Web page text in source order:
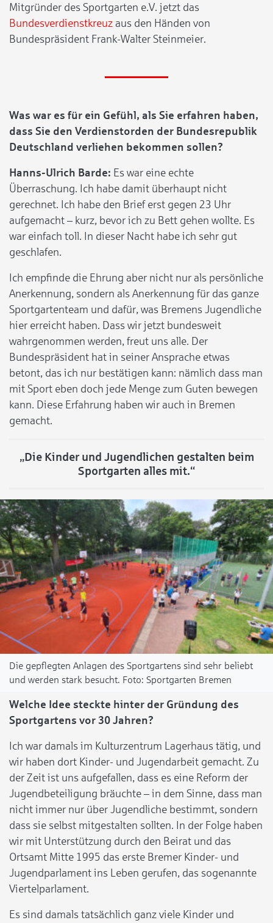
Mitgründer des Sportgarten e.V. jetzt das
Bundesverdienstkreuz aus den Händen von
Bundespräsident Frank-Walter Steinmeier.
Was war es für ein Gefühl, als Sie erfahren haben,
dass Sie den Verdienstorden der Bundesrepublik
Deutschland verliehen bekommen sollen?
Hanns-Ulrich Barde: Es war eine echte
Überraschung. Ich habe damit überhaupt nicht
gerechnet. Ich habe den Brief erst gegen 23 Uhr
aufgemacht – kurz, bevor ich zu Bett gehen wollte. Es
war einfach toll. In dieser Nacht habe ich sehr gut
geschlafen.
Ich empfinde die Ehrung aber nicht nur als persönliche
Anerkennung, sondern als Anerkennung für das ganze
Sportgartenteam und dafür, was Bremens Jugendliche
hier erreicht haben. Dass wir jetzt bundesweit
wahrgenommen werden, freut uns alle. Der
Bundespräsident hat in seiner Ansprache etwas
betont, das ich nur bestätigen kann: nämlich dass man
mit Sport eben doch jede Menge zum Guten bewegen
kann. Diese Erfahrung haben wir auch in Bremen
gemacht.
„Die Kinder und Jugendlichen gestalten beim
Sportgarten alles mit.“
Die gepflegten Anlagen des Sportgartens sind sehr beliebt
und werden stark besucht.
Sportgarten Bremen
Welche Idee steckte hinter der Gründung des
Sportgartens vor 30 Jahren?
Ich war damals im Kulturzentrum Lagerhaus tätig, und
wir haben dort Kinder- und Jugendarbeit gemacht. Zu
der Zeit ist uns aufgefallen, dass es eine Reform der
Jugendbeteiligung bräuchte – in dem Sinne, dass man
nicht immer nur über Jugendliche bestimmt, sondern
dass sie selbst mitgestalten sollten. In der Folge haben
wir mit Unterstützung durch den Beirat und das
Ortsamt Mitte 1995 das erste Bremer Kinder- und
Jugendparlament ins Leben gerufen, das sogenannte
Viertelparlament.
Es sind damals tatsächlich ganz viele Kinder und